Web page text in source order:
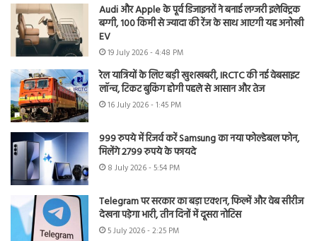
Audi और Apple के पूर्व डिजाइनरों ने बनाई लग्जरी इलेक्ट्रिक
बग्गी, 100 किमी से ज्यादा की रेंज के साथ आएगी यह अनोखी
EV
19 July 2026 - 4:48 PM
रेल यात्रियों के लिए बड़ी खुशखबरी, IRCTC की नई वेबसाइट
लॉन्च, टिकट बुकिंग होगी पहले से आसान और तेज
16 July 2026 - 1:45 PM
999 रुपये में रिजर्व करें Samsung का नया फोल्डेबल फोन,
मिलेंगे 2799 रुपये के फायदे
8 July 2026 - 5:54 PM
Telegram पर सरकार का बड़ा एक्शन, फिल्में और वेब सीरीज
देखना पड़ेगा भारी, तीन दिनों में दूसरा नोटिस
5 July 2026 - 2:25 PM